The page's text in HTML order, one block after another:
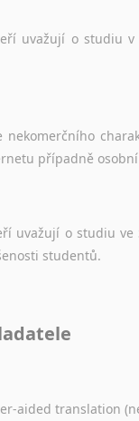
uvažují o studiu v
nekomerčního
případně osobní
uvažují o studiu ve
studentů.
nekomerčního
aided translation